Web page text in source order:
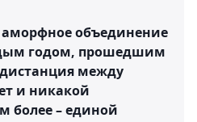
объединение
годом, прошедшим
дистанция между
и никакой
более – единой